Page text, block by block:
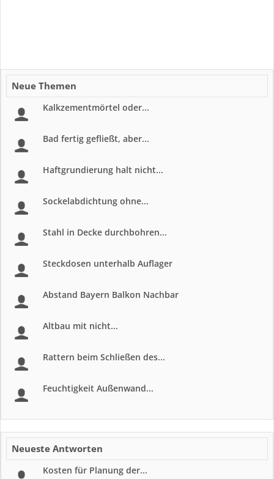
Neue Themen
Kalkzementmörtel oder...
Bad fertig gefließt, aber...
Haftgrundierung halt nicht...
Sockelabdichtung ohne...
Stahl in Decke durchbohren...
Steckdosen unterhalb Auflager
Abstand Bayern Balkon Nachbar
Altbau mit nicht...
Rattern beim Schließen des...
Feuchtigkeit Außenwand...
Neueste Antworten
Kosten für Planung der...